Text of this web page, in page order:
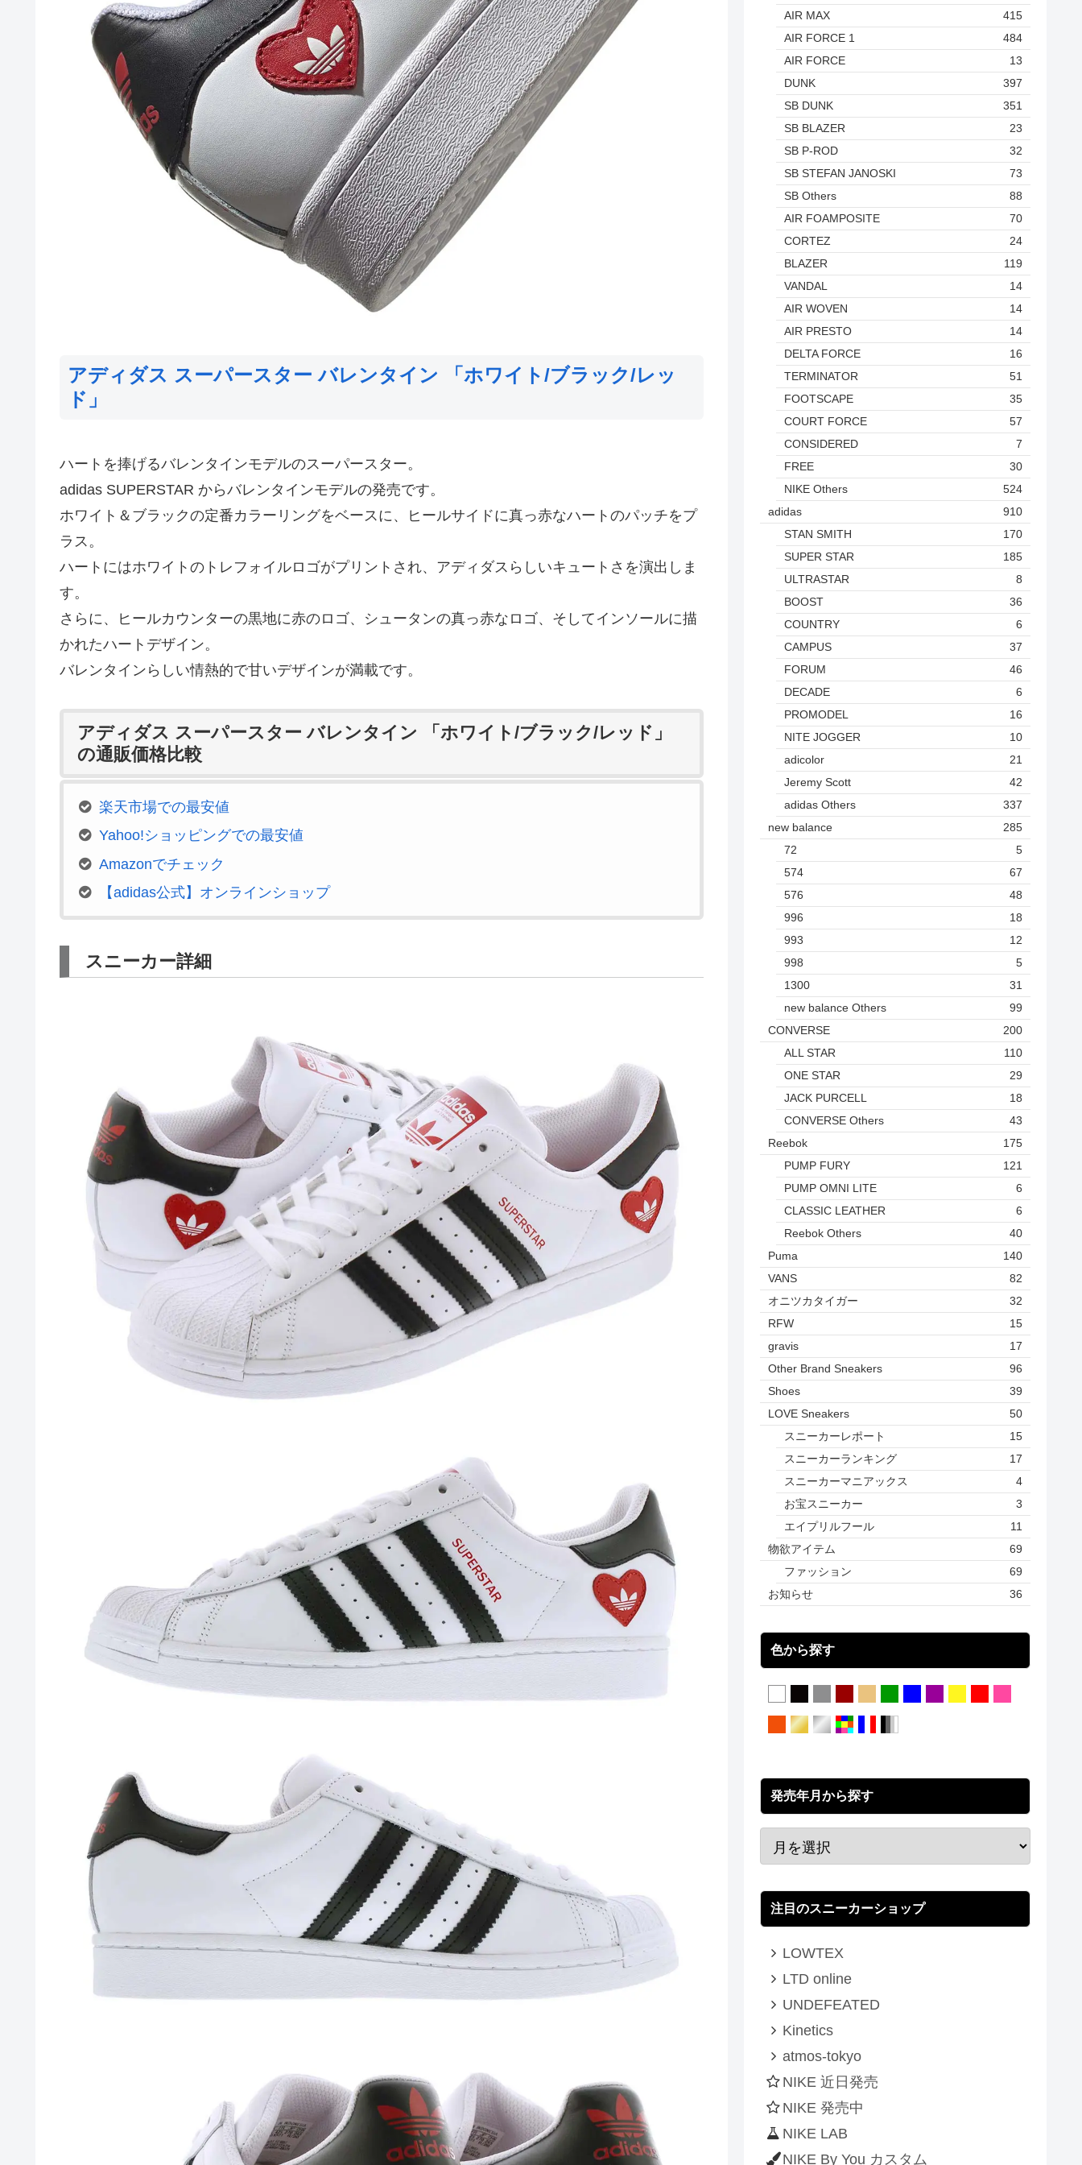
アディダス スーパースター バレンタイン 「ホワイト/ブラック/レッ
ド」
ハートを捧げるバレンタインモデルのスーパースター。
adidas SUPERSTAR からバレンタインモデルの発売です。
ホワイト＆ブラックの定番カラーリングをベースに、ヒールサイドに真っ赤なハートのパッチをプ
ラス。
ハートにはホワイトのトレフォイルロゴがプリントされ、アディダスらしいキュートさを演出しま
す。
さらに、ヒールカウンターの黒地に赤のロゴ、シュータンの真っ赤なロゴ、そしてインソールに描
かれたハートデザイン。
バレンタインらしい情熱的で甘いデザインが満載です。
アディダス スーパースター バレンタイン 「ホワイト/ブラック/レッド」
の通販価格比較
楽天市場での最安値
Yahoo!ショッピングでの最安値
Amazonでチェック
【adidas公式】オンラインショップ
スニーカー詳細
AIR MAX
415
AIR FORCE 1
484
AIR FORCE
13
DUNK
397
SB DUNK
351
SB BLAZER
23
SB P-ROD
32
SB STEFAN JANOSKI
73
SB Others
88
AIR FOAMPOSITE
70
CORTEZ
24
BLAZER
119
VANDAL
14
AIR WOVEN
14
AIR PRESTO
14
DELTA FORCE
16
TERMINATOR
51
FOOTSCAPE
35
COURT FORCE
57
CONSIDERED
7
FREE
30
NIKE Others
524
adidas
910
STAN SMITH
170
SUPER STAR
185
ULTRASTAR
8
BOOST
36
COUNTRY
6
CAMPUS
37
FORUM
46
DECADE
6
PROMODEL
16
NITE JOGGER
10
adicolor
21
Jeremy Scott
42
adidas Others
337
new balance
285
72
5
574
67
576
48
996
18
993
12
998
5
1300
31
new balance Others
99
CONVERSE
200
ALL STAR
110
ONE STAR
29
JACK PURCELL
18
CONVERSE Others
43
Reebok
175
PUMP FURY
121
PUMP OMNI LITE
6
CLASSIC LEATHER
6
Reebok Others
40
Puma
140
VANS
82
オニツカタイガー
32
RFW
15
gravis
17
Other Brand Sneakers
96
Shoes
39
LOVE Sneakers
50
スニーカーレポート
15
スニーカーランキング
17
スニーカーマニアックス
4
お宝スニーカー
3
エイプリルフール
11
物欲アイテム
69
ファッション
69
お知らせ
36
色から探す
発売年月から探す
注目のスニーカーショップ
LOWTEX
LTD online
UNDEFEATED
Kinetics
atmos-tokyo
NIKE 近日発売
NIKE 発売中
NIKE LAB
NIKE By You カスタム